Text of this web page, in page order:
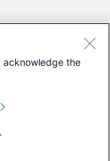
acknowledge the